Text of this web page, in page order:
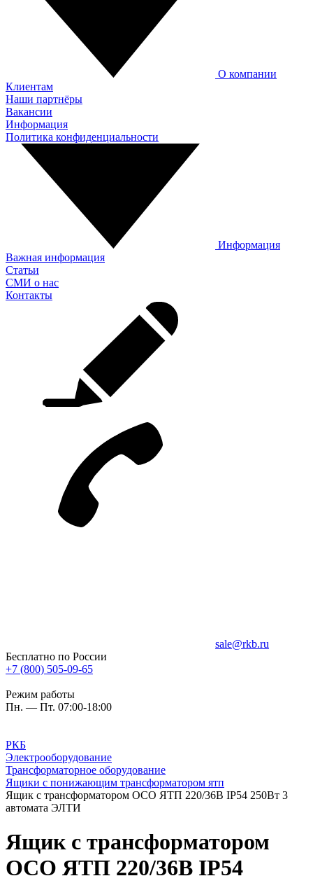
О компании
Клиентам
Наши партнёры
Вакансии
Информация
Политика конфиденциальности
Информация
Важная информация
Статьи
СМИ о нас
Контакты
sale@rkb.ru
Бесплатно по России
+7 (800) 505-09-65
Режим работы
Пн. — Пт. 07:00-18:00
РКБ
Электрооборудование
Трансформаторное оборудование
Ящики с понижающим трансформатором ятп
Ящик с трансформатором ОСО ЯТП 220/36В IP54 250Вт 3
автомата ЭЛТИ
Ящик с трансформатором
ОСО ЯТП 220/36В IP54